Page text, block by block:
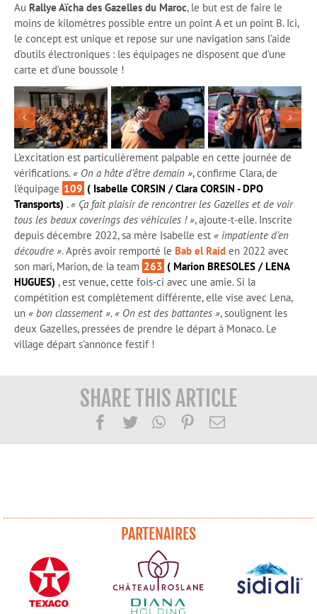
Au Rallye Aïcha des Gazelles du Maroc, le but est de faire le
moins de kilomètres possible entre un point A et un point B. Ici,
le concept est unique et repose sur une navigation sans l’aide
d’outils électroniques : les équipages ne disposent que d’une
carte et d’une boussole !
L’excitation est particulièrement palpable en cette journée de
vérifications.« On a hâte d’être demain », confirme Clara, de
l’équipage 109 ( Isabelle CORSIN / Clara CORSIN - DPO
Transports) .« Ça fait plaisir de rencontrer les Gazelles et de voir
tous les beaux coverings des véhicules ! », ajoute-t-elle. Inscrite
depuis décembre 2022, sa mère Isabelle est « impatiente d’en
découdre ». Après avoir remporté le Bab el Raid en 2022 avec
son mari, Marion, de la team 263 ( Marion BRESOLES / LENA
HUGUES) , est venue, cette fois-ci avec une amie. Si la
compétition est complètement différente, elle vise avec Lena,
un « bon classement ».« On est des battantes », soulignent les
deux Gazelles, pressées de prendre le départ à Monaco. Le
village départ s’annonce festif !
SHARE THIS ARTICLE
Facebook
TwitterWhatsApp
Pinterest
Email
PARTENAIRES